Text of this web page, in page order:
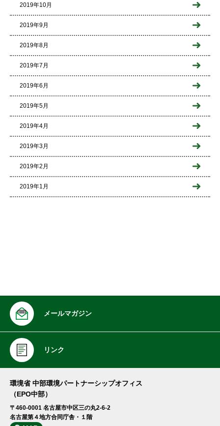
2019年10月
2019年9月
2019年8月
2019年7月
2019年6月
2019年5月
2019年4月
2019年3月
2019年2月
2019年1月
メールマガジン
リンク
環境省 中部環境パートナーシップオフィス
（EPO中部）
〒460-0001 名古屋市中区三の丸2-6-2
名古屋第４地方合同庁舎・１階